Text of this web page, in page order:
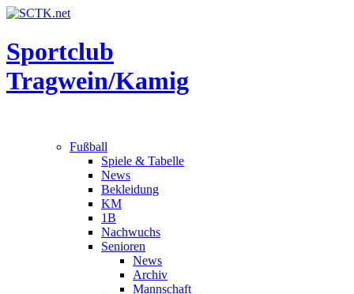
Sportclub
Tragwein/Kamig
Fußball
Spiele & Tabelle
News
Bekleidung
KM
1B
Nachwuchs
Senioren
News
Archiv
Mannschaft